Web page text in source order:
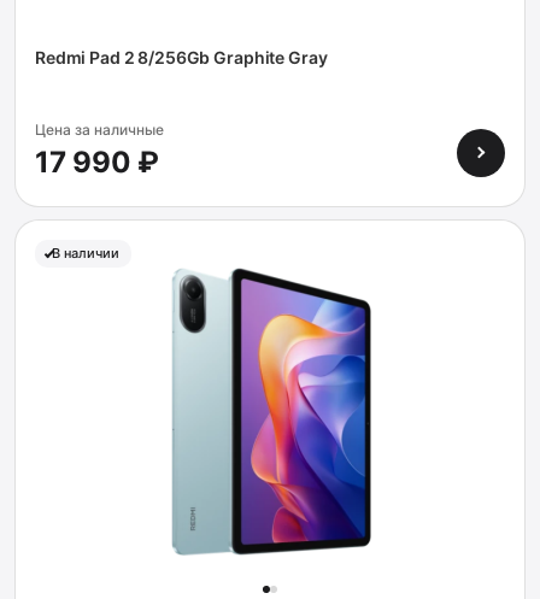
Redmi Pad 2 8/256Gb Graphite Gray
Цена за наличные
17 990 ₽
В наличии